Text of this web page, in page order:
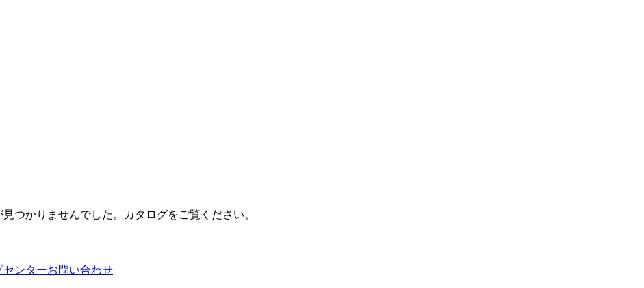
つかりませんでした。カタログをご覧ください。
センターお問い合わせ